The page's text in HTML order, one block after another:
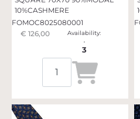
10%CASHMERE
FOMOC8025080001
€ 126,00
Availability:
3
Quantità